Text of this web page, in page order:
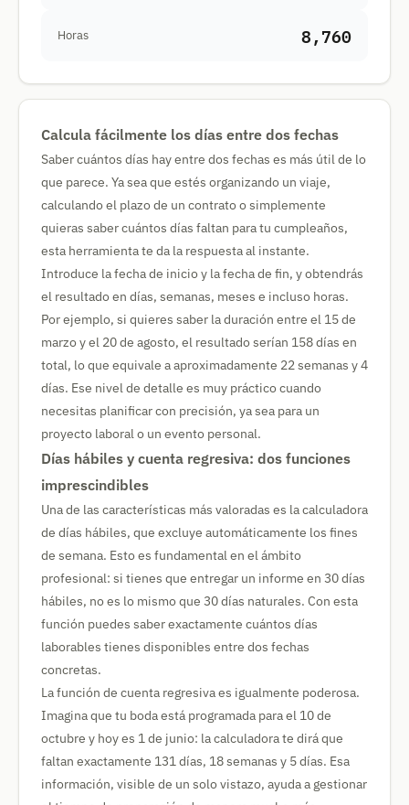
Horas 8,760
Calcula fácilmente los días entre dos fechas
Saber cuántos días hay entre dos fechas es más útil de lo
que parece. Ya sea que estés organizando un viaje,
calculando el plazo de un contrato o simplemente
quieras saber cuántos días faltan para tu cumpleaños,
esta herramienta te da la respuesta al instante.
Introduce la fecha de inicio y la fecha de fin, y obtendrás
el resultado en días, semanas, meses e incluso horas.
Por ejemplo, si quieres saber la duración entre el 15 de
marzo y el 20 de agosto, el resultado serían 158 días en
total, lo que equivale a aproximadamente 22 semanas y 4
días. Ese nivel de detalle es muy práctico cuando
necesitas planificar con precisión, ya sea para un
proyecto laboral o un evento personal.
Días hábiles y cuenta regresiva: dos funciones
imprescindibles
Una de las características más valoradas es la calculadora
de días hábiles, que excluye automáticamente los fines
de semana. Esto es fundamental en el ámbito
profesional: si tienes que entregar un informe en 30 días
hábiles, no es lo mismo que 30 días naturales. Con esta
función puedes saber exactamente cuántos días
laborables tienes disponibles entre dos fechas
concretas.
La función de cuenta regresiva es igualmente poderosa.
Imagina que tu boda está programada para el 10 de
octubre y hoy es 1 de junio: la calculadora te dirá que
faltan exactamente 131 días, 18 semanas y 5 días. Esa
información, visible de un solo vistazo, ayuda a gestionar